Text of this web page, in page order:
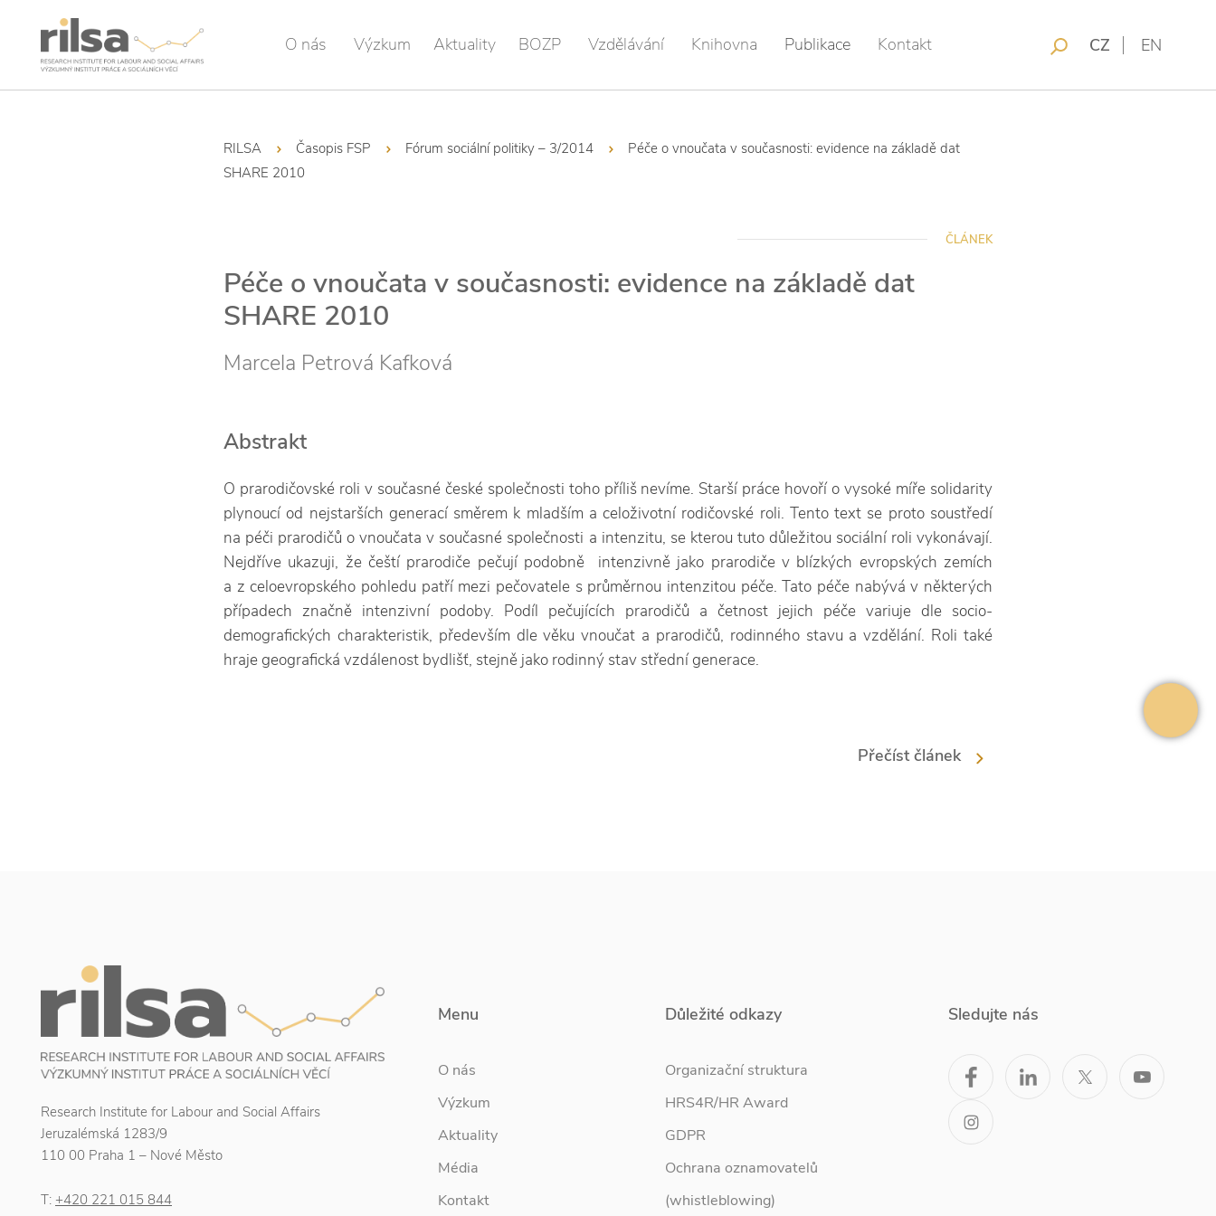
O nás Výzkum Aktuality BOZP Vzdělávání Knihovna Publikace Kontakt CZ EN
RILSA Časopis FSP Fórum sociální politiky – 3/2014
Péče o vnoučata v současnosti: evidence na základě dat
SHARE 2010
ČLÁNEK
Péče o vnoučata v současnosti: evidence na základě dat
SHARE 2010
Marcela Petrová Kafková
Abstrakt
O prarodičovské roli v současné české společnosti toho příliš nevíme. Starší práce hovoří o vysoké míře solidarity
plynoucí od nejstarších generací směrem k mladším a celoživotní rodičovské roli. Tento text se proto soustředí
na péči prarodičů o vnoučata v současné společnosti a intenzitu, se kterou tuto důležitou sociální roli vykonávají.
Nejdříve ukazuji, že čeští prarodiče pečují podobně intenzivně jako prarodiče v blízkých evropských zemích
a z celoevropského pohledu patří mezi pečovatele s průměrnou intenzitou péče. Tato péče nabývá v některých
případech značně intenzivní podoby. Podíl pečujících prarodičů a četnost jejich péče variuje dle socio-
demografických charakteristik, především dle věku vnoučat a prarodičů, rodinného stavu a vzdělání. Roli také
hraje geografická vzdálenost bydlišť, stejně jako rodinný stav střední generace.
Přečíst článek
Research Institute for Labour and Social Affairs
Jeruzalémská 1283/9
110 00 Praha 1 – Nové Město
T: +420 221 015 844
Menu
O nás
Výzkum
Aktuality
Média
Kontakt
Důležité odkazy
Organizační struktura
HRS4R/HR Award
GDPR
Ochrana oznamovatelů
(whistleblowing)
Sledujte nás